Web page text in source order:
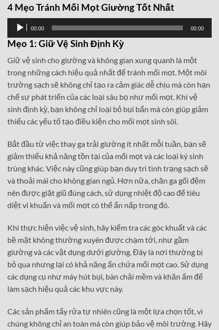
4 Mẹo Tránh Mối Mọt Giường Tốt Nhất
Trình
phát
âm
thanh
00:00 00:00
Mẹo 1: Giữ Vệ Sinh Định Kỳ
Giữ vệ sinh cho giường và không gian xung quanh là một
trong những cách hiệu quả nhất để tránh mối mọt. Một môi
trường sạch sẽ không chỉ tạo ra cảm giác dễ chịu mà còn hạn
chế sự phát triển của các loại sâu bọ như mối mọt. Khi vệ
sinh định kỳ, bạn không chỉ loại bỏ bụi bẩn mà còn giúp giảm
thiểu các yếu tố tạo điều kiện cho mối mọt sinh sôi.
Bắt đầu từ việc thay ga trải giường ít nhất mỗi tuần, bạn sẽ
giảm thiểu khả năng tồn tại của mối mọt và các loại ký sinh
trùng khác. Việc này cũng giúp bạn duy trì tình trạng sạch sẽ
và thoải mái cho không gian ngủ. Hơn nữa, chăn ga gối đệm
nên được giặt giũ đúng cách, sử dụng nhiệt độ cao để tiêu
diệt vi khuẩn và mối mọt có thể ẩn nấp trong đó.
Khi thực hiện việc vệ sinh, hãy kiểm tra các góc khuất và các
bề mặt không thường xuyên được chạm tới, như gầm
giường và các vật dụng dưới giường. Đây là nơi thường bị
bỏ qua nhưng lại có khả năng ẩn chứa mối mọt cao. Sử dụng
các dụng cụ như máy hút bụi, bàn chải mềm và khăn ẩm để
làm sạch hiệu quả các khu vực này.
Các sản phẩm tẩy rửa tự nhiên cũng là một lựa chọn tốt, vì
chúng không chỉ an toàn mà còn giúp bảo vệ môi trường. Hãy